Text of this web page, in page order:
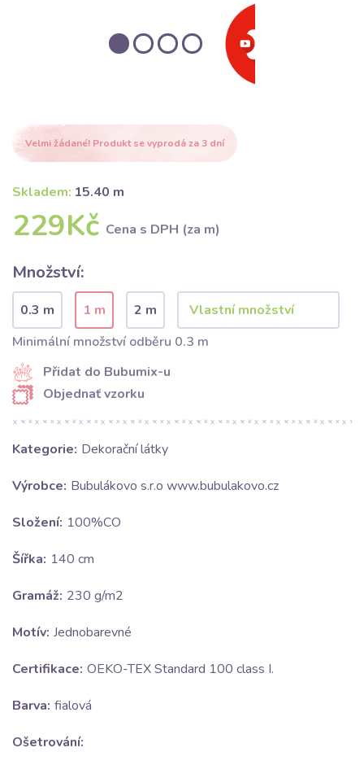
Velmi žádané! Produkt se vyprodá za 3 dní
Skladem: 15.40 m
229Kč Cena s DPH (za m)
Množství:
0.3 m 1 m
2 m
Minimální množství odběru 0.3 m
Přidat do Bubumix-u
Objednať vzorku
Kategorie: Dekorační látky
Výrobce: Bubulákovo s.r.o www.bubulakovo.cz
Složení: 100%CO
Šířka: 140 cm
Gramáž: 230 g/m2
Motív: Jednobarevné
Certifikace: OEKO-TEX Standard 100 class I.
Barva: fialová
Ošetrování: